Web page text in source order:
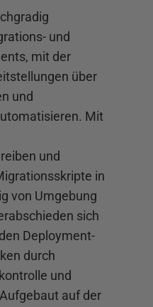
und
mit der
über
und
Mit
und
in
von Umgebung
sich
Deployment-
durch
und
auf der